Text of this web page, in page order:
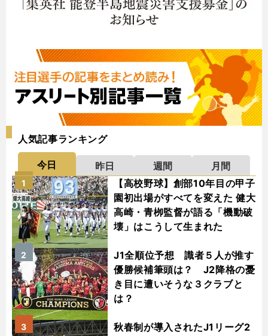
人気記事ランキング
今日 昨日 週間
月間
【高校野球】創部10年目の甲子
園初出場がすべてを変えた 健大
高崎・青栁監督が語る「機動破
壊」はこうして生まれた
1
J1全順位予想 識者５人が推す
優勝候補筆頭は？ J2降格の憂
き目に遭いそうな３クラブと
は？
2
秋春制が導入されたJ1リーグ2
3